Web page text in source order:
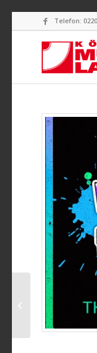
Telefon:
Björn Heuser –
em Johr